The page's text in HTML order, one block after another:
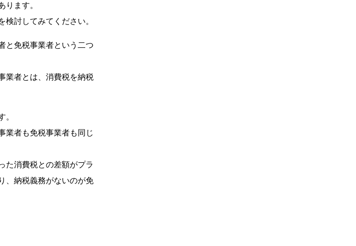
ります。
討してみてください。
と免税事業者という二つ
業者とは、消費税を納税
。
業者も免税事業者も同じ
た消費税との差額がプラ
、納税義務がないのが免